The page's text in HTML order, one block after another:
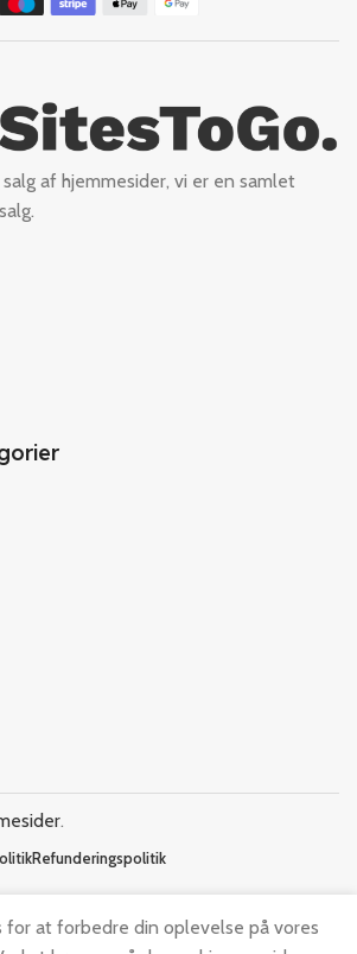
af hjemmesider, vi er en samlet
.
Refunderingspolitik
for at forbedre din oplevelse på vores
| Hjemmeside Udvikling|Online Tilbud